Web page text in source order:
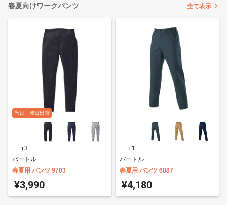
春夏向けワークパンツ 全て表示
当日・翌日出荷
+3
バートル
春夏用 パンツ 9703
¥3,990
+1
バートル
春夏用 パンツ 6087
¥4,180